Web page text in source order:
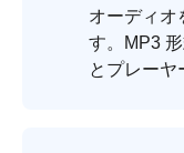
オーディオ
す。MP3
とプレーヤ